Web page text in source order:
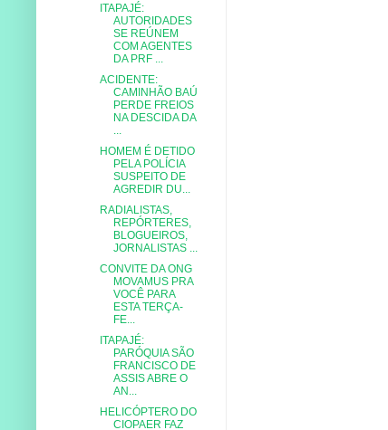
ITAPAJÉ:
AUTORIDADES
SE REÚNEM
COM AGENTES
DA PRF ...
ACIDENTE:
CAMINHÃO BAÚ
PERDE FREIOS
NA DESCIDA DA
HOMEM É DETIDO
PELA POLÍCIA
SUSPEITO DE
AGREDIR DU...
RADIALISTAS,
REPÓRTERES,
BLOGUEIROS,
JORNALISTAS ...
CONVITE DA ONG
MOVAMUS PRA
VOCÊ PARA
ESTA TERÇA-
FE...
ITAPAJÉ:
PARÓQUIA SÃO
FRANCISCO DE
ASSIS ABRE O
AN...
HELICÓPTERO DO
CIOPAER FAZ